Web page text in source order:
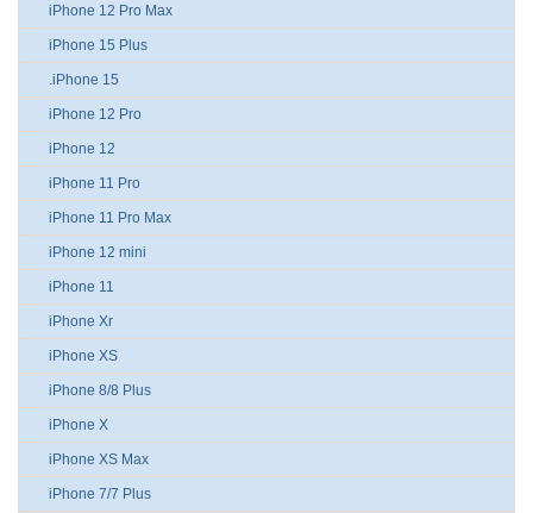
iPhone 12 Pro Max
iPhone 15 Plus
.iPhone 15
iPhone 12 Pro
iPhone 12
iPhone 11 Pro
iPhone 11 Pro Max
iPhone 12 mini
iPhone 11
iPhone Xr
iPhone XS
iPhone 8/8 Plus
iPhone X
iPhone XS Max
iPhone 7/7 Plus